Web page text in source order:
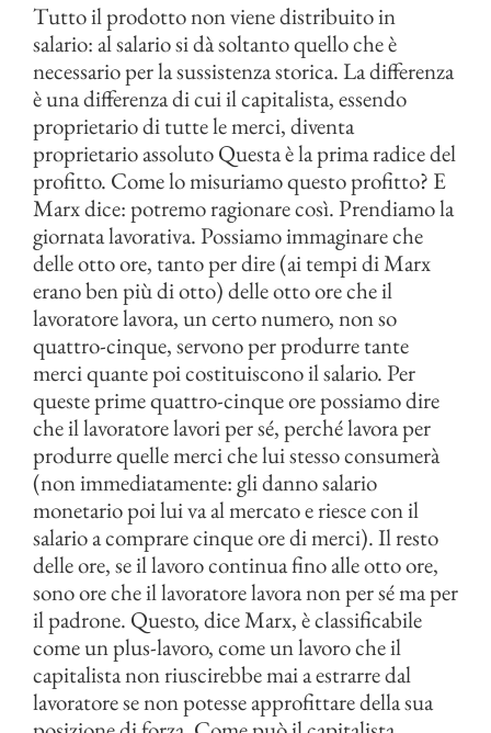
Tutto il prodotto non viene distribuito in
salario: al salario si dà soltanto quello che è
necessario per la sussistenza storica. La differenza
è una differenza di cui il capitalista, essendo
proprietario di tutte le merci, diventa
proprietario assoluto Questa è la prima radice del
profitto. Come lo misuriamo questo profitto? E
Marx dice: potremo ragionare così. Prendiamo la
giornata lavorativa. Possiamo immaginare che
delle otto ore, tanto per dire (ai tempi di Marx
erano ben più di otto) delle otto ore che il
lavoratore lavora, un certo numero, non so
quattro-cinque, servono per produrre tante
merci quante poi costituiscono il salario. Per
queste prime quattro-cinque ore possiamo dire
che il lavoratore lavori per sé, perché lavora per
produrre quelle merci che lui stesso consumerà
(non immediatamente: gli danno salario
monetario poi lui va al mercato e riesce con il
salario a comprare cinque ore di merci). Il resto
delle ore, se il lavoro continua fino alle otto ore,
sono ore che il lavoratore lavora non per sé ma per
il padrone. Questo, dice Marx, è classificabile
come un plus-lavoro, come un lavoro che il
capitalista non riuscirebbe mai a estrarre dal
lavoratore se non potesse approfittare della sua